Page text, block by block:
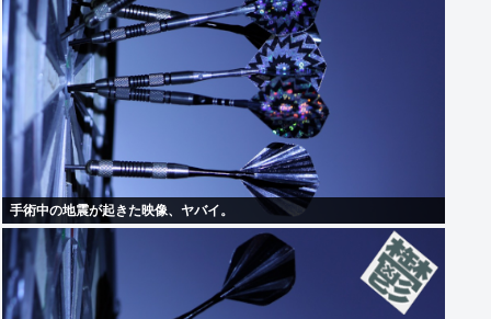
手術中の地震が起きた映像、ヤバイ。